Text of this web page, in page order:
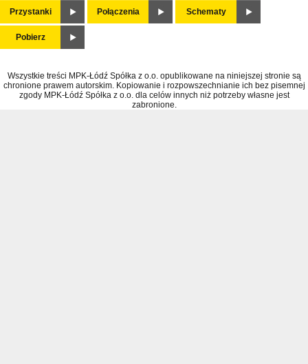
Przystanki Połączenia Schematy
Pobierz
Wszystkie treści MPK-Łódź Spółka z o.o. opublikowane na niniejszej stronie są
chronione prawem autorskim. Kopiowanie i rozpowszechnianie ich bez pisemnej
zgody MPK-Łódź Spółka z o.o. dla celów innych niż potrzeby własne jest
zabronione.